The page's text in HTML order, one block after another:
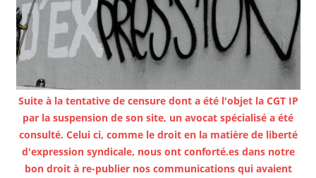
Suite à la tentative de censure dont a été l'objet la CGT IP
par la suspension de son site, un avocat spécialisé a été
consulté. Celui ci, comme le droit en la matière de liberté
d'expression syndicale, nous ont conforté.es dans notre
bon droit à re-publier nos communications qui avaient